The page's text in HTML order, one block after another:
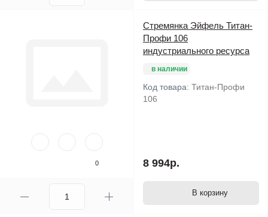
0
Стремянка Эйфель Титан-
Профи 106
индустриального ресурса
в наличии
Код товара: Титан-Профи
106
8 994р.
В корзину